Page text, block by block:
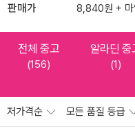
판매가 8,840원 + 마
전체 중고
(156)
알라딘 중
(1)
저가격순 모든 품질 등급